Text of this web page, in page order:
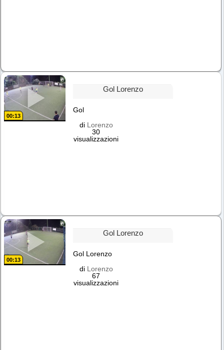
00:13
Gol Lorenzo
Gol
di Lorenzo
30
visualizzazioni
00:13
Gol Lorenzo
Gol Lorenzo
di Lorenzo
67
visualizzazioni